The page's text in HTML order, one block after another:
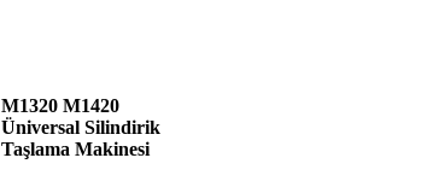
M1320 M1420
Üniversal Silindirik
Taşlama Makinesi